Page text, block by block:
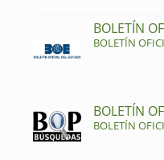
BOLETÍN
BOLETÍN
BOLETÍN
BOLETÍN